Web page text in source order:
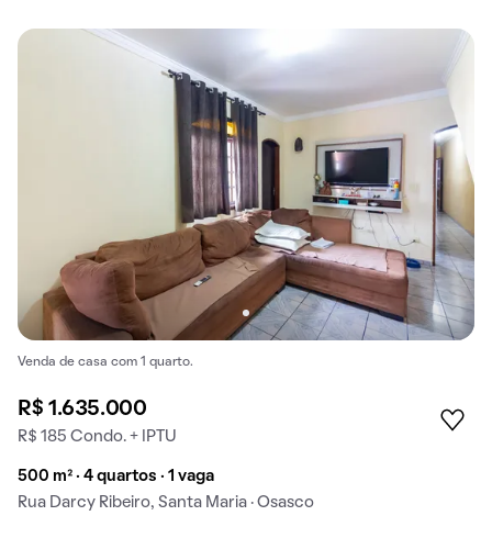
Venda de casa com 1 quarto.
R$ 1.635.000
R$ 185 Condo. + IPTU
500 m² · 4 quartos · 1 vaga
Rua Darcy Ribeiro, Santa Maria · Osasco